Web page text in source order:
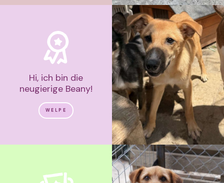
Hi, ich bin die
neugierige Beany!
WELPE